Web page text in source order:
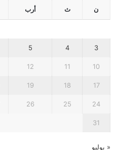
ن ث أرب
3
4
5
10
11
12
17
18
19
24
25
26
31
« يوليو